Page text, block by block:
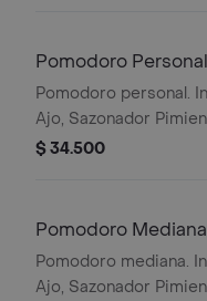
Pomodoro Personal
Pomodoro personal.
Ajo, Sazonador
Pepperoncini.
$ 34.500
Pomodoro Mediana
Pomodoro mediana.
Ajo, Sazonador